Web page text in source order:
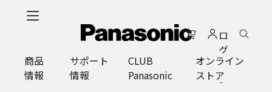
ロ
グ
イ
ン
商品
情報
サポート
情報
CLUB
Panasonic
オンライン
ストア